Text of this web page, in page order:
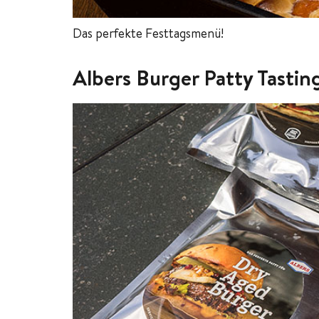
Das perfekte Festtagsmenü!
Albers Burger Patty